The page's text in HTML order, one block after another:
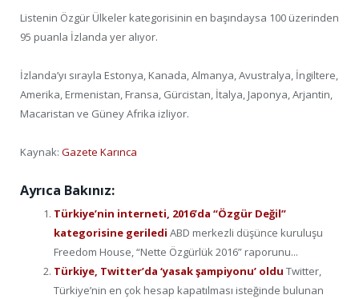
Listenin Özgür Ülkeler kategorisinin en başındaysa 100 üzerinden
95 puanla İzlanda yer alıyor.
İzlanda’yı sırayla Estonya, Kanada, Almanya, Avustralya, İngiltere,
Amerika, Ermenistan, Fransa, Gürcistan, İtalya, Japonya, Arjantin,
Macaristan ve Güney Afrika izliyor.
Kaynak: Gazete Karınca
Ayrıca Bakınız:
Türkiye’nin interneti, 2016’da “Özgür Değil”
kategorisine geriledi ABD merkezli düşünce kuruluşu
Freedom House, “Nette Özgürlük 2016” raporunu...
Türkiye, Twitter’da ‘yasak şampiyonu’ oldu Twitter,
Türkiye’nin en çok hesap kapatılması isteğinde bulunan